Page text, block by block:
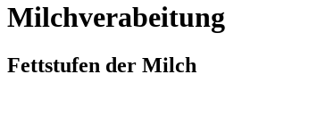
Milchverabeitung
Fettstufen der Milch